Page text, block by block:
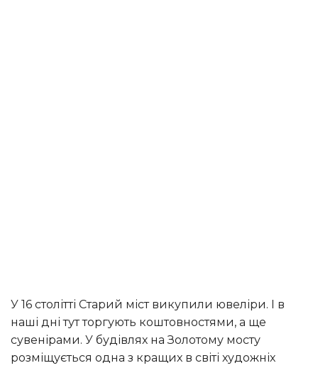
У 16 столітті Старий міст викупили ювеліри. І в
наші дні тут торгують коштовностями, а ще
сувенірами. У будівлях на Золотому мосту
розміщується одна з кращих в світі художніх